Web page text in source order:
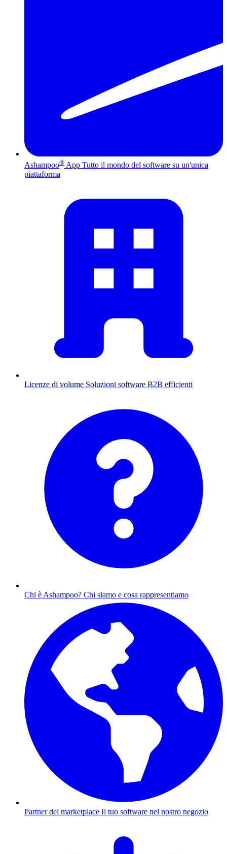
Ashampoo® App Tutto il mondo del software su un'unica
piattaforma
Licenze di volume Soluzioni software B2B efficienti
Chi è Ashampoo? Chi siamo e cosa rappresentiamo
Partner del marketplace Il tuo software nel nostro negozio